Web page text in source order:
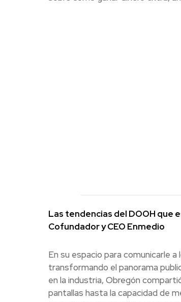
Las tendencias del DOOH que
Cofundador y CEO Enmedio
En su espacio para comunicarle
transformando el panorama
en la industria, Obregón
pantallas hasta la capacidad de